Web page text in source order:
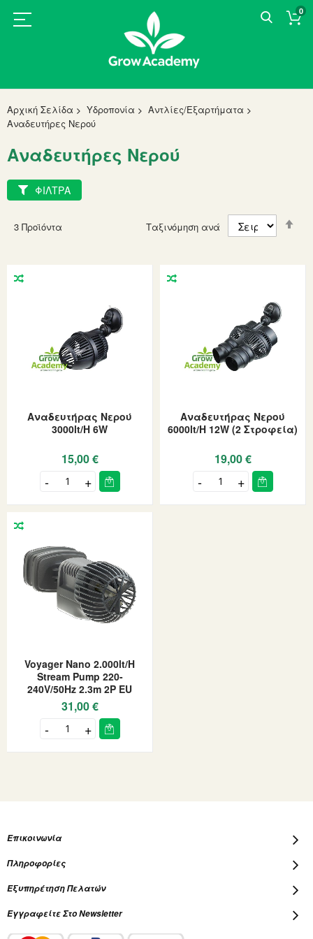
0
Αρχική Σελίδα Υδροπονία
Αντλίες/Εξαρτήματα
Αναδευτήρες Νερού
Αναδευτήρες Νερού
3 Προϊόντα Ταξινόμηση ανά
Αναδευτήρας Νερού
3000lt/h 6W
15,00 €
Αναδευτήρας Νερού
6000lt/h 12W (2 Στροφεία)
19,00 €
Voyager Nano 2.000lt/h
Stream Pump 220-
240V/50Hz 2.3m 2P EU
31,00 €
ΦΙΛΤΡΑ
Επικοινωνία
Πληροφορίες
Εξυπηρέτηση Πελατών
Εγγραφείτε Στο Newsletter